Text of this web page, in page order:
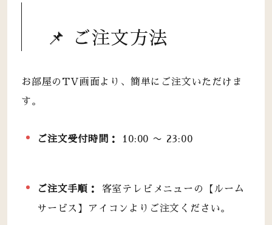
📌 ご注文方法
お部屋のTV画面より、簡単にご注文いただけま
す。
ご注文受付時間： 10:00 〜 23:00
ご注文手順：
客室テレビメニューの【ルーム
サービス】アイコンよりご注文ください。